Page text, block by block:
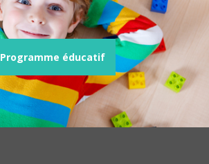
Programme éducatif